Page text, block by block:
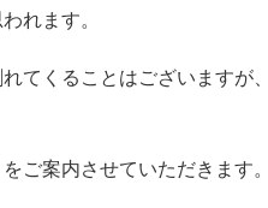
れます。
てくることはございますが
ご案内させていただきます。